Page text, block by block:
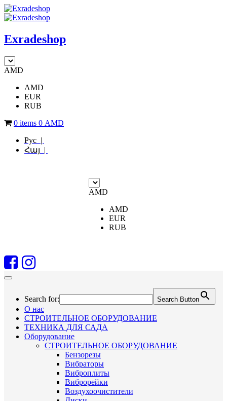
Exradeshop
AMD
AMD
EUR
RUB
0 items 0 AMD
Рус |
Հայ |
AMD
AMD
EUR
RUB
Search for: Search Button
О нас
СТРОИТЕЛЬНОЕ ОБОРУДОВАНИЕ
ТЕХНИКА ДЛЯ САДА
Оборудование
СТРОИТЕЛЬНОЕ ОБОРУДОВАНИЕ
Бензорезы
Вибраторы
Виброплиты
Виброрейки
Воздухоочистители